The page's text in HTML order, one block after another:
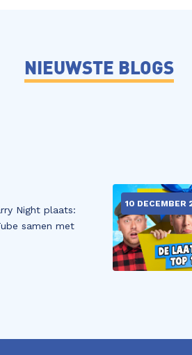
NIEUWSTE BLOGS
Night plaats:
samen met
10 DECEMBER